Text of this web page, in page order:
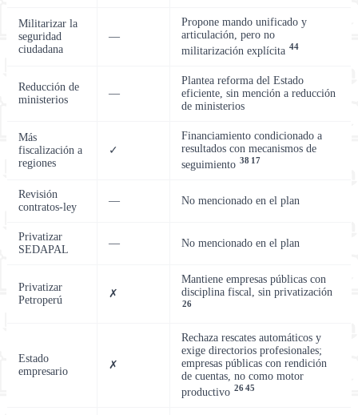
Militarizar la
seguridad
ciudadana
—
Propone mando unificado y
articulación, pero no
militarización explícita 44
Reducción de
ministerios
—
Plantea reforma del Estado
eficiente, sin mención a reducción
de ministerios
Más
fiscalización a
regiones
✓
Financiamiento condicionado a
resultados con mecanismos de
seguimiento 38 17
Revisión
contratos-ley
— No mencionado en el plan
Privatizar
SEDAPAL
— No mencionado en el plan
Privatizar
Petroperú
✗
Mantiene empresas públicas con
disciplina fiscal, sin privatización
26
Estado
empresario
✗
Rechaza rescates automáticos y
exige directorios profesionales;
empresas públicas con rendición
de cuentas, no como motor
productivo 2645